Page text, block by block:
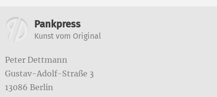
Weitere Informationen
Pankpress
Kunst vom Original
Peter Dettmann
Gustav-Adolf-Straße 3
13086 Berlin